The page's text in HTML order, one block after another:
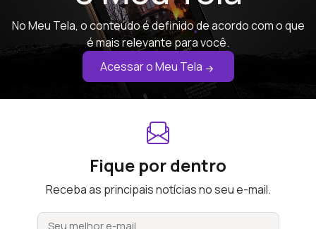
No Meu Tela, o conteúdo é definido de acordo com o que
é mais relevante para você.
Acessar o Meu Tela
Fique por dentro
Receba as principais notícias no seu e-mail.